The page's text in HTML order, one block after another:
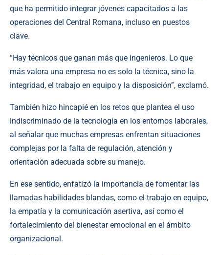
que ha permitido integrar jóvenes capacitados a las
operaciones del Central Romana, incluso en puestos
clave.
“Hay técnicos que ganan más que ingenieros. Lo que
más valora una empresa no es solo la técnica, sino la
integridad, el trabajo en equipo y la disposición”, exclamó.
También hizo hincapié en los retos que plantea el uso
indiscriminado de la tecnología en los entornos laborales,
al señalar que muchas empresas enfrentan situaciones
complejas por la falta de regulación, atención y
orientación adecuada sobre su manejo.
En ese sentido, enfatizó la importancia de fomentar las
llamadas habilidades blandas, como el trabajo en equipo,
la empatía y la comunicación asertiva, así como el
fortalecimiento del bienestar emocional en el ámbito
organizacional.